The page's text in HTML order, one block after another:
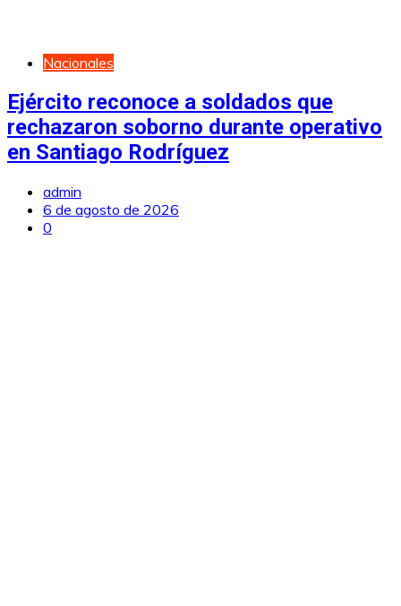
Nacionales
Ejército reconoce a soldados que
rechazaron soborno durante operativo
en Santiago Rodríguez
admin
6 de agosto de 2026
0